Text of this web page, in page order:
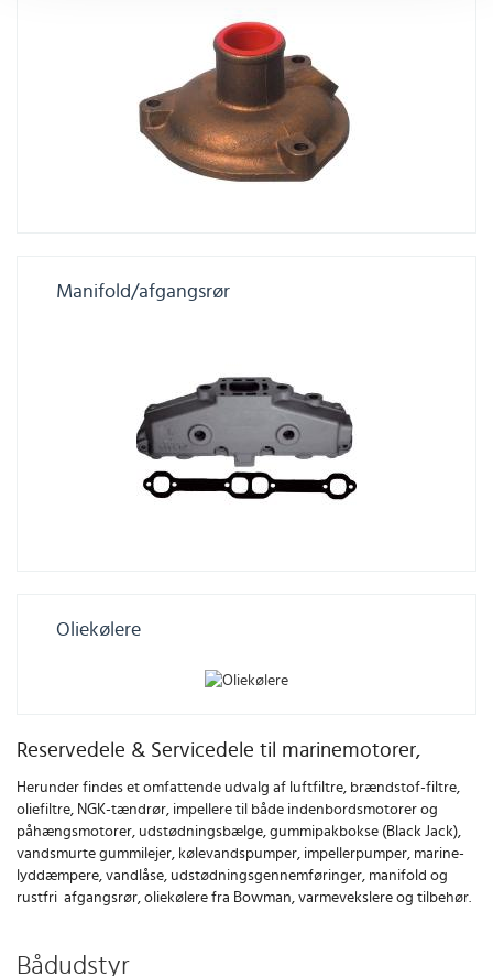
Manifold/afgangsrør
Oliekølere
Reservedele & Servicedele til marinemotorer,
Herunder findes et omfattende udvalg af luftfiltre, brændstof-filtre,
oliefiltre, NGK-tændrør, impellere til både indenbordsmotorer og
påhængsmotorer, udstødningsbælge, gummipakbokse (Black Jack),
vandsmurte gummilejer, kølevandspumper, impellerpumper, marine-
lyddæmpere, vandlåse, udstødningsgennemføringer, manifold og
rustfri afgangsrør, oliekølere fra Bowman, varmevekslere og tilbehør.
Bådudstyr